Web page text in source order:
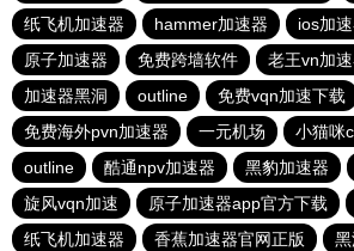
纸飞机加速器
hammer加速器 ios加
原子加速器
免费跨墙软件 老王vn加
加速器黑洞
outline
免费vqn加速下载
免费海外pvn加速器
一元机场
小猫咪
outline
酷通npv加速器 黑豹加速器
旋风vqn加速
原子加速器app官方下载
纸飞机加速器
香蕉加速器官网正版